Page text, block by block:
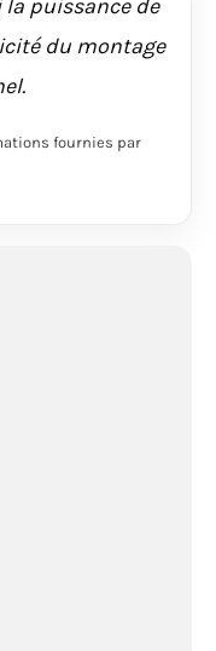
la puissance de
du montage
fournies par